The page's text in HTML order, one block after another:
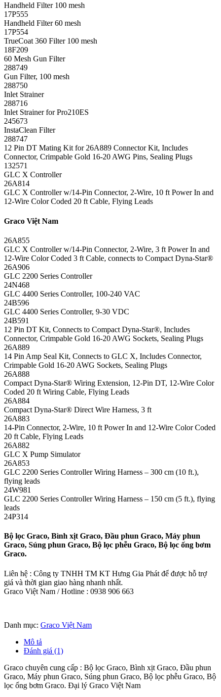
Handheld Filter 100 mesh
17P555
Handheld Filter 60 mesh
17P554
TrueCoat 360 Filter 100 mesh
18F209
60 Mesh Gun Filter
288749
Gun Filter, 100 mesh
288750
Inlet Strainer
288716
Inlet Strainer for Pro210ES
245673
InstaClean Filter
288747
12 Pin DT Mating Kit for 26A889 Connector Kit, Includes
Connector, Crimpable Gold 16-20 AWG Pins, Sealing Plugs
132571
GLC X Controller
26A814
GLC X Controller w/14-Pin Connector, 2-Wire, 10 ft Power In and
12-Wire Color Coded 20 ft Cable, Flying Leads
Graco Việt Nam
26A855
GLC X Controller w/14-Pin Connector, 2-Wire, 3 ft Power In and
12-Wire Color Coded 3 ft Cable, connects to Compact Dyna-Star®
26A906
GLC 2200 Series Controller
24N468
GLC 4400 Series Controller, 100-240 VAC
24B596
GLC 4400 Series Controller, 9-30 VDC
24B591
12 Pin DT Kit, Connects to Compact Dyna-Star®, Includes
Connector, Crimpable Gold 16-20 AWG Sockets, Sealing Plugs
26A889
14 Pin Amp Seal Kit, Connects to GLC X, Includes Connector,
Crimpable Gold 16-20 AWG Sockets, Sealing Plugs
26A888
Compact Dyna-Star® Wiring Extension, 12-Pin DT, 12-Wire Color
Coded 20 ft Wiring Cable, Flying Leads
26A884
Compact Dyna-Star® Direct Wire Harness, 3 ft
26A883
14-Pin Connector, 2-Wire, 10 ft Power In and 12-Wire Color Coded
20 ft Cable, Flying Leads
26A882
GLC X Pump Simulator
26A853
GLC 2200 Series Controller Wiring Harness – 300 cm (10 ft.),
flying leads
24W981
GLC 2200 Series Controller Wiring Harness – 150 cm (5 ft.), flying
leads
24P314
Bộ lọc Graco, Bình xịt Graco, Đầu phun Graco, Máy phun
Graco, Súng phun Graco, Bộ lọc phễu Graco, Bộ lọc ống bơm
Graco.
Liên hệ : Công ty TNHH TM KT Hưng Gia Phát để được hỗ trợ
giá và thời gian giao hàng nhanh nhất.
Graco Việt Nam / Hotline : 0938 906 663
Danh mục: Graco Việt Nam
Mô tả
Đánh giá (1)
Graco chuyên cung cấp : Bộ lọc Graco, Bình xịt Graco, Đầu phun
Graco, Máy phun Graco, Súng phun Graco, Bộ lọc phễu Graco, Bộ
lọc ống bơm Graco. Đại lý Graco Việt Nam